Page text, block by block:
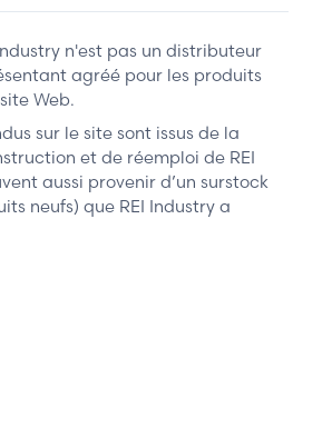
n'est pas un distributeur
agréé pour les produits
Web.
sur le site sont issus de la
et de réemploi de REI
aussi provenir d’un surstock
neufs) que REI Industry a